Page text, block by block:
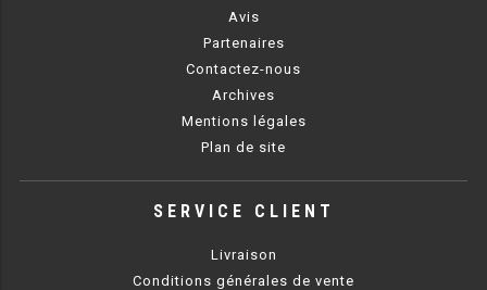
PROFONDEUR 400 VITRÉE
PROFONDEUR 300 INOX
PROFONDEUR 400 INOX
ARMOIRE RÉFRIGÉRÉE
RÉFRIGÉRATEUR
Avis
Partenaires
Contactez-nous
Archives
Mentions légales
Plan de site
SERVICE CLIENT
Livraison
Conditions générales de vente